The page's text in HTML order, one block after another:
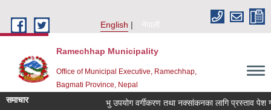
English
नेपाली
Ramechhap Municipality
Office of Municipal Executive, Ramechhap,
Bagmati Province, Nepal
समाचार भु उपयोग वर्गीकरण तथा नक्सांकनका लागि प्रस्ताव पेश गर्ने